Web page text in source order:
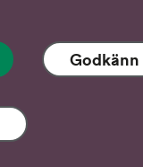
Stöd